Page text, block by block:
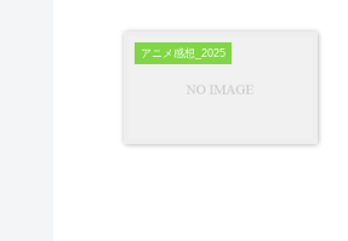
アニメ感想_2025